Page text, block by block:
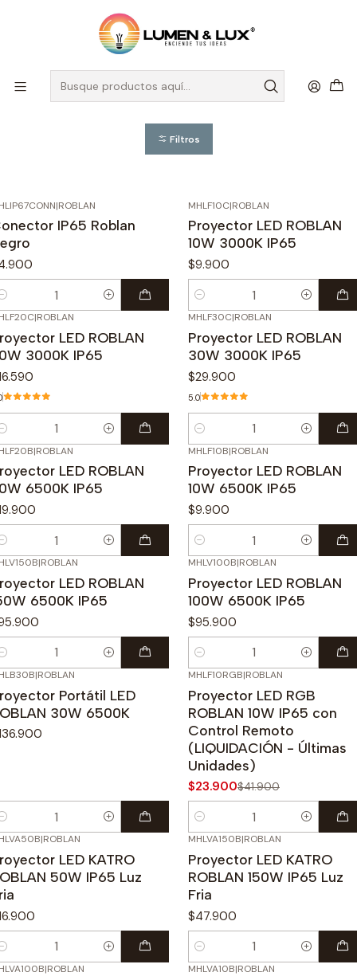
DESPACHO A TODO CHILE
ROBLAN Chile ROBLAN Proyectores LED
ROBLAN Proyectores LED
Filtros
|ROBLAN
IP65 Roblan
MHLF10C|ROBLAN
Proyector LED ROBLAN
10W 3000K IP65
$9.900
Cantidad
|ROBLAN
LED ROBLAN
3000K IP65
MHLF30C|ROBLAN
Proyector LED ROBLAN
30W 3000K IP65
$29.900
5.0
Cantidad
|ROBLAN
LED ROBLAN
6500K IP65
MHLF10B|ROBLAN
Proyector LED ROBLAN
10W 6500K IP65
$9.900
Cantidad
|ROBLAN
LED ROBLAN
6500K IP65
MHLV100B|ROBLAN
Proyector LED ROBLAN
100W 6500K IP65
$95.900
Cantidad
|ROBLAN
Portátil LED
30W 6500K
-43% OFF
MHLF10RGB|ROBLAN
Proyector LED RGB
ROBLAN 10W IP65 con
Control Remoto
(LIQUIDACIÓN - Últimas
Unidades)
$23.900$41.900
Cantidad
|ROBLAN
LED KATRO
50W IP65 Luz
MHLVA150B|ROBLAN
Proyector LED KATRO
ROBLAN 150W IP65 Luz
Fria
$47.900
Cantidad
|ROBLAN MHLVA10B|ROBLAN